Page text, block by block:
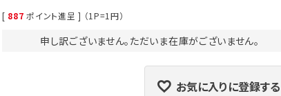
[ 887 ポイント進呈 ] （1P=1円）
申し訳ございません。ただいま在庫がございません。
お気に入りに登録する